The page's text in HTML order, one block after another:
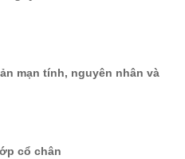
mạn tính, nguyên nhân và
cổ chân